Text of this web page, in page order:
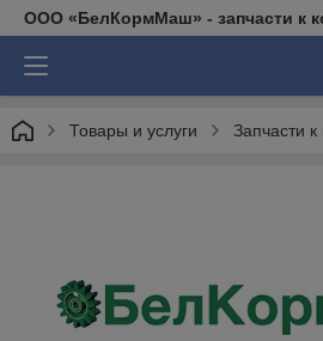
ООО «БелКормМаш» - запчасти к
Товары и услуги Запчасти